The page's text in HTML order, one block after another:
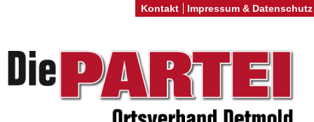
Kontakt Impressum & Datenschutz